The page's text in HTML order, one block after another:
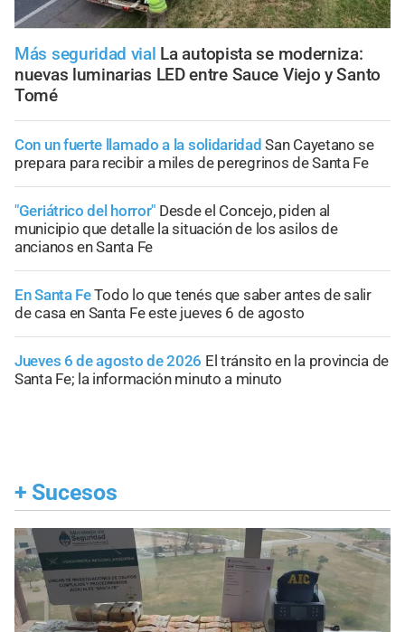
Más seguridad vial La autopista se moderniza:
nuevas luminarias LED entre Sauce Viejo y Santo
Tomé
Con un fuerte llamado a la solidaridad San Cayetano se
prepara para recibir a miles de peregrinos de Santa Fe
"Geriátrico del horror" Desde el Concejo, piden al
municipio que detalle la situación de los asilos de
ancianos en Santa Fe
En Santa FeTodo lo que tenés que saber antes de salir
de casa en Santa Fe este jueves 6 de agosto
Jueves 6 de agosto de 2026 El tránsito en la provincia de
Santa Fe; la información minuto a minuto
+ Sucesos